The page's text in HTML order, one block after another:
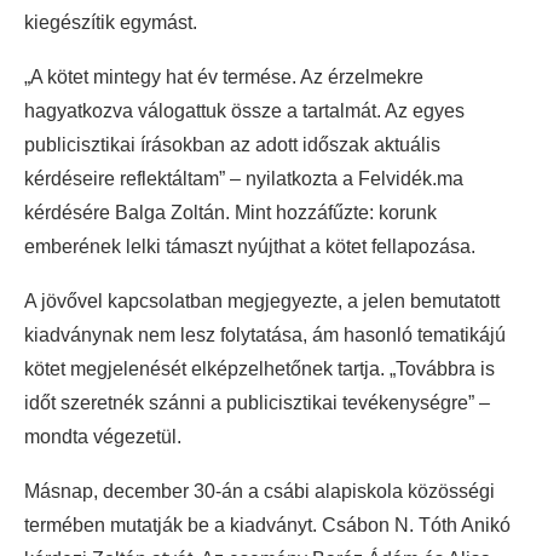
kiegészítik egymást.
„A kötet mintegy hat év termése. Az érzelmekre
hagyatkozva válogattuk össze a tartalmát. Az egyes
publicisztikai írásokban az adott időszak aktuális
kérdéseire reflektáltam” – nyilatkozta a Felvidék.ma
kérdésére Balga Zoltán. Mint hozzáfűzte: korunk
emberének lelki támaszt nyújthat a kötet fellapozása.
A jövővel kapcsolatban megjegyezte, a jelen bemutatott
kiadványnak nem lesz folytatása, ám hasonló tematikájú
kötet megjelenését elképzelhetőnek tartja. „Továbbra is
időt szeretnék szánni a publicisztikai tevékenységre” –
mondta végezetül.
Másnap, december 30-án a csábi alapiskola közösségi
termében mutatják be a kiadványt. Csábon N. Tóth Anikó